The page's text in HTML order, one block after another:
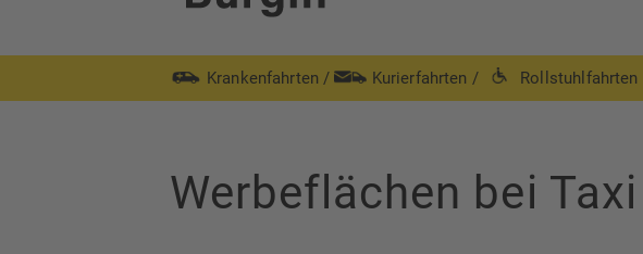
Krankenfahrten / Kurierfahrten / Rollstuhlfahrten
Werbeflächen bei